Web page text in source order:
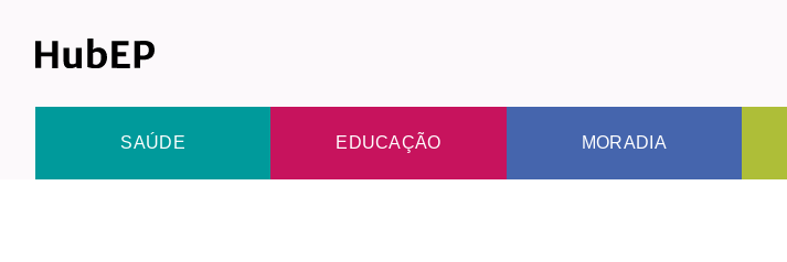
content
SAÚDE EDUCAÇÃO MORADIA